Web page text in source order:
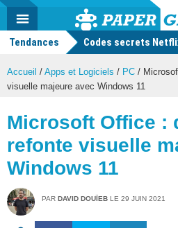
Actu
geek
MENU
Tendances Codes secrets
Accueil / Apps et Logiciels / PC /
visuelle majeure avec Windows 11
Microsoft Office :
refonte visuelle
Windows 11
PAR DAVID DOUÏEB LE 29 JUIN 2021
Mode
FacebookTwitter